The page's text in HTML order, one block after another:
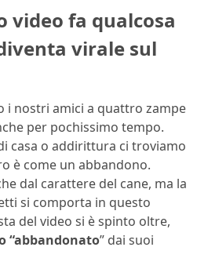
video fa qualcosa
virale sul
i nostri amici a quattro zampe
per pochissimo tempo.
casa o addirittura ci troviamo
è come un abbandono.
dal carattere del cane, ma la
si comporta in questo
del video si è spinto oltre,
“abbandonato” dai suoi